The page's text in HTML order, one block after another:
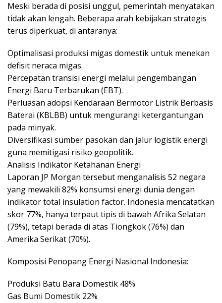
Meski berada di posisi unggul, pemerintah menyatakan
tidak akan lengah. Beberapa arah kebijakan strategis
terus diperkuat, di antaranya:
Optimalisasi produksi migas domestik untuk menekan
defisit neraca migas.
Percepatan transisi energi melalui pengembangan
Energi Baru Terbarukan (EBT).
Perluasan adopsi Kendaraan Bermotor Listrik Berbasis
Baterai (KBLBB) untuk mengurangi ketergantungan
pada minyak.
Diversifikasi sumber pasokan dan jalur logistik energi
guna memitigasi risiko geopolitik.
Analisis Indikator Ketahanan Energi
Laporan JP Morgan tersebut menganalisis 52 negara
yang mewakili 82% konsumsi energi dunia dengan
indikator total insulation factor. Indonesia mencatatkan
skor 77%, hanya terpaut tipis di bawah Afrika Selatan
(79%), tetapi berada di atas Tiongkok (76%) dan
Amerika Serikat (70%).
Komposisi Penopang Energi Nasional Indonesia:
Produksi Batu Bara Domestik 48%
Gas Bumi Domestik 22%